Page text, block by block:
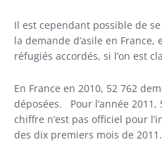
Il est cependant possible de
la demande d’asile en
réfugiés accordés, si l’on est
En France en 2010, 52 762
déposées. Pour l’année 2011,
chiffre n’est pas officiel pour
des dix premiers mois de 2011.